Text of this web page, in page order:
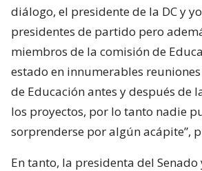
diálogo, el presidente de la DC y
presidentes de partido pero
miembros de la comisión de
estado en innumerables
de Educación antes y después de
los proyectos, por lo tanto nadie
sorprenderse por algún acápite”,
En tanto, la presidenta del